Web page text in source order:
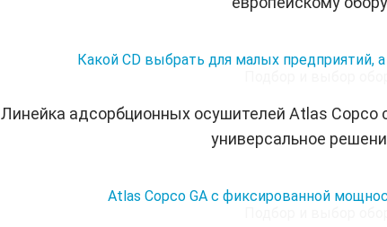
Какой CD выбрать для малых предприятий,
Линейка адсорбционных осушителей Atlas Copco
универсальное
Atlas Copco GA с фиксированной